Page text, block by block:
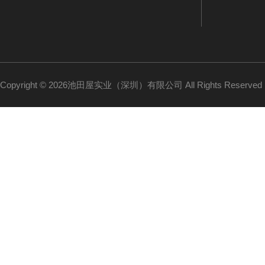
Copyright © 2026池田屋实业（深圳）有限公司 All Rights